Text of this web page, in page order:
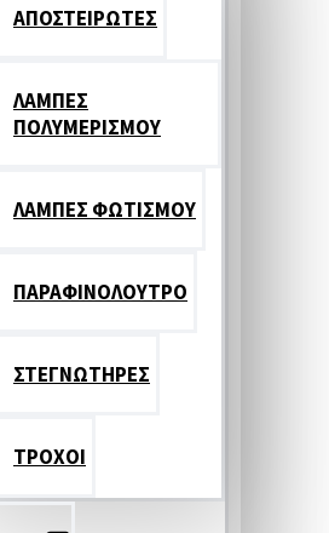
ΑΠΟΣΤΕΙΡΩΤΕΣ
ΛΑΜΠΕΣ
ΠΟΛΥΜΕΡΙΣΜΟΥ
ΛΑΜΠΕΣ ΦΩΤΙΣΜΟΥ
ΠΑΡΑΦΙΝΟΛΟΥΤΡΟ
ΣΤΕΓΝΩΤΗΡΕΣ
ΤΡΟΧΟΙ